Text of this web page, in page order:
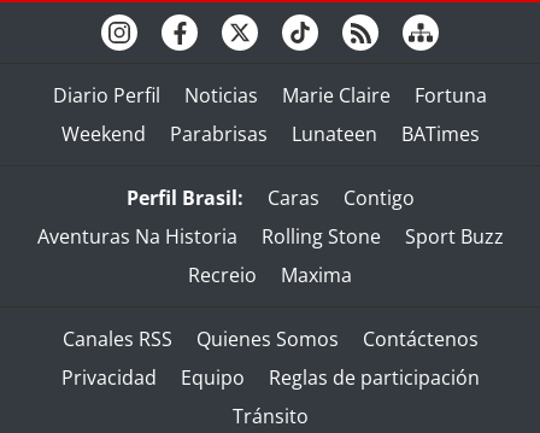
Diario Perfil Noticias Marie Claire
Fortuna
Weekend
Parabrisas Lunateen BATimes
Perfil Brasil: Caras
Contigo
Aventuras Na Historia
Rolling Stone
Sport Buzz
Recreio
Maxima
Canales RSS Quienes Somos
Contáctenos
Privacidad
Equipo
Reglas de participación
Tránsito